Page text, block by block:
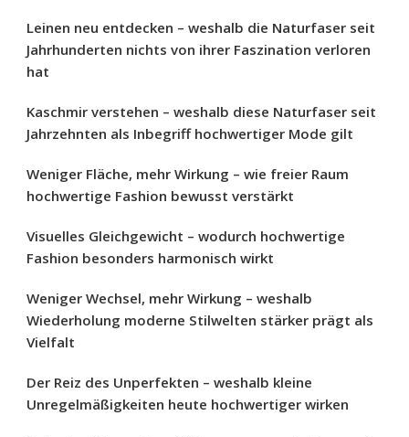
Leinen neu entdecken – weshalb die Naturfaser seit
Jahrhunderten nichts von ihrer Faszination verloren
hat
Kaschmir verstehen – weshalb diese Naturfaser seit
Jahrzehnten als Inbegriff hochwertiger Mode gilt
Weniger Fläche, mehr Wirkung – wie freier Raum
hochwertige Fashion bewusst verstärkt
Visuelles Gleichgewicht – wodurch hochwertige
Fashion besonders harmonisch wirkt
Weniger Wechsel, mehr Wirkung – weshalb
Wiederholung moderne Stilwelten stärker prägt als
Vielfalt
Der Reiz des Unperfekten – weshalb kleine
Unregelmäßigkeiten heute hochwertiger wirken